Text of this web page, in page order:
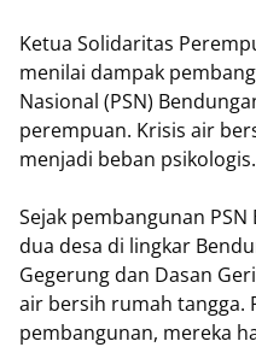
Ketua Solidaritas
menilai dampak
Nasional (PSN)
perempuan. Krisis air
menjadi beban psikologis.
Sejak pembangunan
dua desa di lingkar
Gegerung dan Dasan
air bersih rumah tangga.
pembangunan, mereka